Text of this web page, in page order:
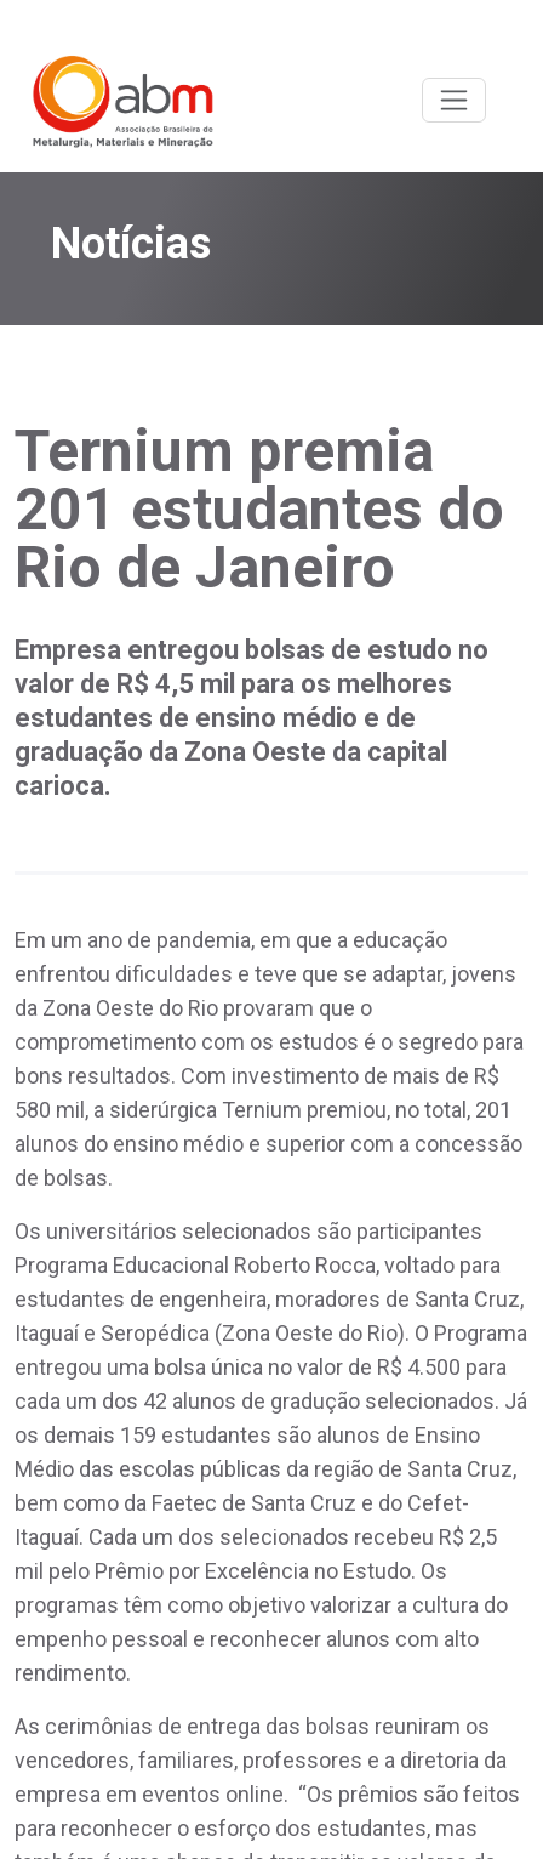
Notícias
Ternium premia
201 estudantes do
Rio de Janeiro
Empresa entregou bolsas de estudo no
valor de R$ 4,5 mil para os melhores
estudantes de ensino médio e de
graduação da Zona Oeste da capital
carioca.
Em um ano de pandemia, em que a educação
enfrentou dificuldades e teve que se adaptar, jovens
da Zona Oeste do Rio provaram que o
comprometimento com os estudos é o segredo para
bons resultados. Com investimento de mais de R$
580 mil, a siderúrgica Ternium premiou, no total, 201
alunos do ensino médio e superior com a concessão
de bolsas.
Os universitários selecionados são participantes
Programa Educacional Roberto Rocca, voltado para
estudantes de engenheira, moradores de Santa Cruz,
Itaguaí e Seropédica (Zona Oeste do Rio). O Programa
entregou uma bolsa única no valor de R$ 4.500 para
cada um dos 42 alunos de gradução selecionados. Já
os demais 159 estudantes são alunos de Ensino
Médio das escolas públicas da região de Santa Cruz,
bem como da Faetec de Santa Cruz e do Cefet-
Itaguaí. Cada um dos selecionados recebeu R$ 2,5
mil pelo Prêmio por Excelência no Estudo. Os
programas têm como objetivo valorizar a cultura do
empenho pessoal e reconhecer alunos com alto
rendimento.
As cerimônias de entrega das bolsas reuniram os
vencedores, familiares, professores e a diretoria da
empresa em eventos online. “Os prêmios são feitos
para reconhecer o esforço dos estudantes, mas